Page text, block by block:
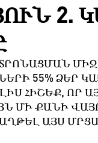
2.
55% ՁԵՐ
ՀԻՇԵՔ, ՈՐ
ՄԻ ՔԱՆԻ
ԱՅՍ